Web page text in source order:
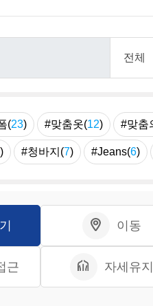
(23) #맞춤옷(12) #맞춤
) #청바지(7) #Jeans(6)
이동
근 자세유지